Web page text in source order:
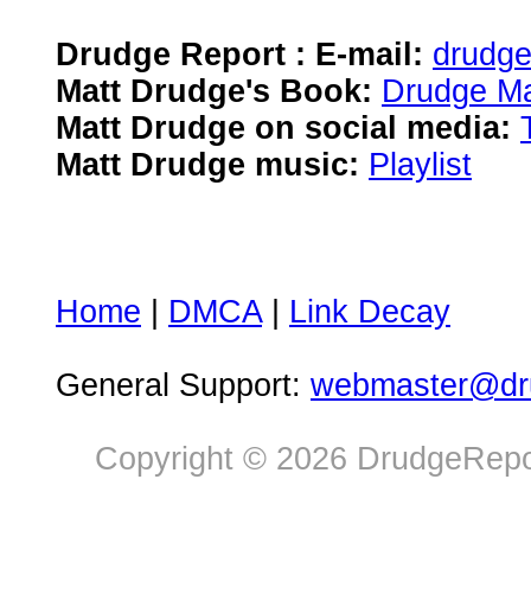
Drudge Report : E-mail:
Matt Drudge's Book: Drudge
Matt Drudge on social media:
Matt Drudge music: Playlist
Home DMCA| Link Decay
General Support:
Copyright © 2026